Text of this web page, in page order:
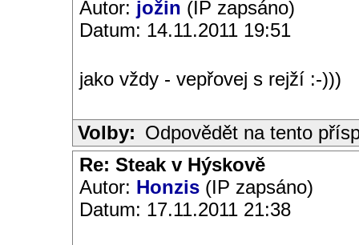
Autor: jožin (IP zapsáno)
Datum: 14.11.2011 19:51
jako vždy - vepřovej s rejží :-)))
Volby: Odpovědět na tento
Re: Steak v Hýskově
Autor: Honzis (IP zapsáno)
Datum: 17.11.2011 21:38